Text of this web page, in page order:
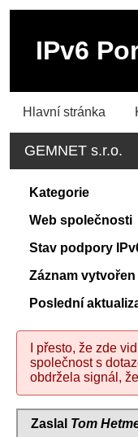
IPv6
Hlavní stránka
GEMNET s.r.o.
Kategorie
Web společnosti
Stav podpory
Záznam vytvořen
Poslední
I přesto, že zde
společnost s
obdržela signál,
Zaslal Tom